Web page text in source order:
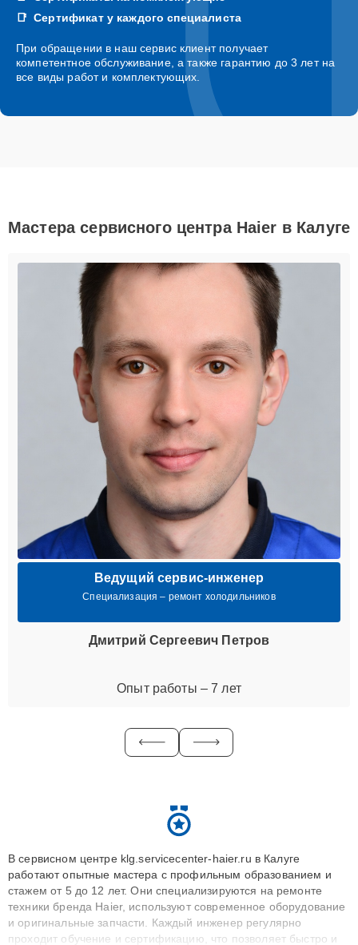
Сертификат у каждого специалиста
При обращении в наш сервис клиент получает
компетентное обслуживание, а также гарантию до 3 лет на
все виды работ и комплектующих.
Мастера сервисного центра Haier в Калуге
Ведущий сервис-инженер
Специализация – ремонт холодильников
Дмитрий Сергеевич Петров
Опыт работы – 7 лет
В сервисном центре klg.servicecenter-haier.ru в Калуге
работают опытные мастера с профильным образованием и
стажем от 5 до 12 лет. Они специализируются на ремонте
техники бренда Haier, используют современное оборудование
и оригинальные запчасти. Каждый инженер регулярно
проходит обучение и сертификацию, что позволяет быстро и